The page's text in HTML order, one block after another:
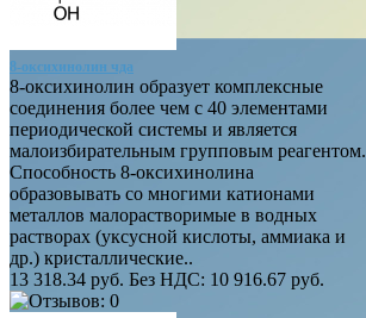
8-оксихинолин чда
8-оксихинолин образует комплексные
соединения более чем с 40 элементами
периодической системы и является
малоизбирательным групповым реагентом.
Способность 8-оксихинолина
образовывать со многими катионами
металлов малорастворимые в водных
растворах (уксусной кислоты, аммиака и
др.) кристаллические..
13 318.34 руб. Без НДС: 10 916.67 руб.